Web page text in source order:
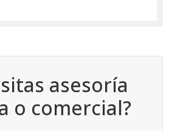
asesoría
o comercial?